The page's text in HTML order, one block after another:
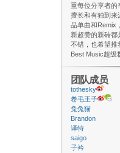
重每位分享者的
擅长和有独到来
品单曲和Remix
新超赞的新砖
不错，也希望推
Best Music超级
团队成员
tothesky
卷毛王子
兔兔猫
Brandon
译特
saigo
子衿